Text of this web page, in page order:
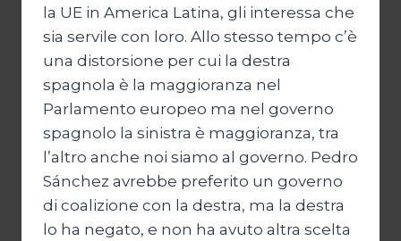
la UE in America Latina, gli interessa che
sia servile con loro. Allo stesso tempo c’è
una distorsione per cui la destra
spagnola è la maggioranza nel
Parlamento europeo ma nel governo
spagnolo la sinistra è maggioranza, tra
l’altro anche noi siamo al governo. Pedro
Sánchez avrebbe preferito un governo
di coalizione con la destra, ma la destra
lo ha negato, e non ha avuto altra scelta